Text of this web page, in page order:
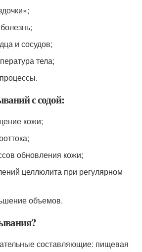
и сосудов;
тела;
с содой:
кожи;
обновления кожи;
целлюлита при регулярном
объемов.
составляющие: пищевая